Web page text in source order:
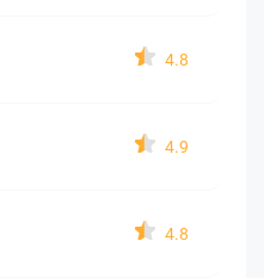
4.8
4.9
4.8